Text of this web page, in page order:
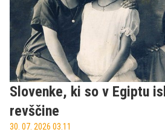
Slovenke, ki so v Egiptu
revščine
30. 07. 2026 03.11